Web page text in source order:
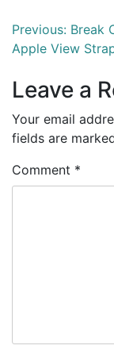
Post
Previous: Break
Apple View
Leave a
Your email
fields are
Comment *